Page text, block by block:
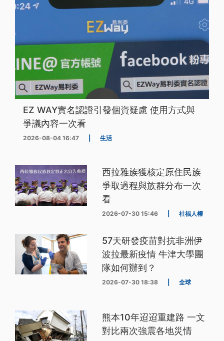
EZ WAY實名認證引發個資疑慮 使用方式與
爭議內容一次看
2026-08-04 16:47 生活
西拉雅族獲核定原住民族
爭取過程與族群分布一次
看
2026-07-30 15:46 社福人權
57天研發疫苗對抗非洲伊
波拉最新疫情 牛津大學團
隊如何辦到？
2026-07-30 18:38 全球
熊本10年迢迢重建路 一文
對比兩次強震各地災情